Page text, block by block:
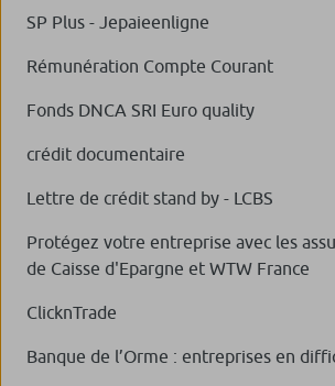
SP Plus - Jepaieenligne
Rémunération Compte Courant
Fonds DNCA SRI Euro quality
crédit documentaire
Lettre de crédit stand by - LCBS
Protégez votre entreprise avec les
de Caisse d'Epargne et WTW France
ClicknTrade
Banque de l’Orme : entreprises en